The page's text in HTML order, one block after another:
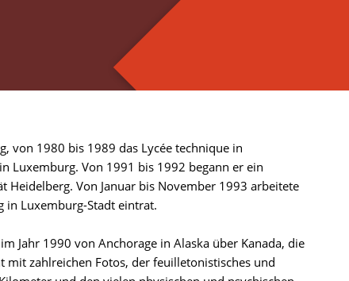
von 1980 bis 1989 das Lycée technique in
Luxemburg. Von 1991 bis 1992 begann er ein
Von Januar bis November 1993 arbeitete
in Luxemburg-Stadt eintrat.
Jahr 1990 von Anchorage in Alaska über Kanada, die
mit zahlreichen Fotos, der feuilletonistisches und